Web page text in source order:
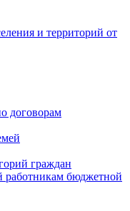
и территорий от
договорам
граждан
бюджетной